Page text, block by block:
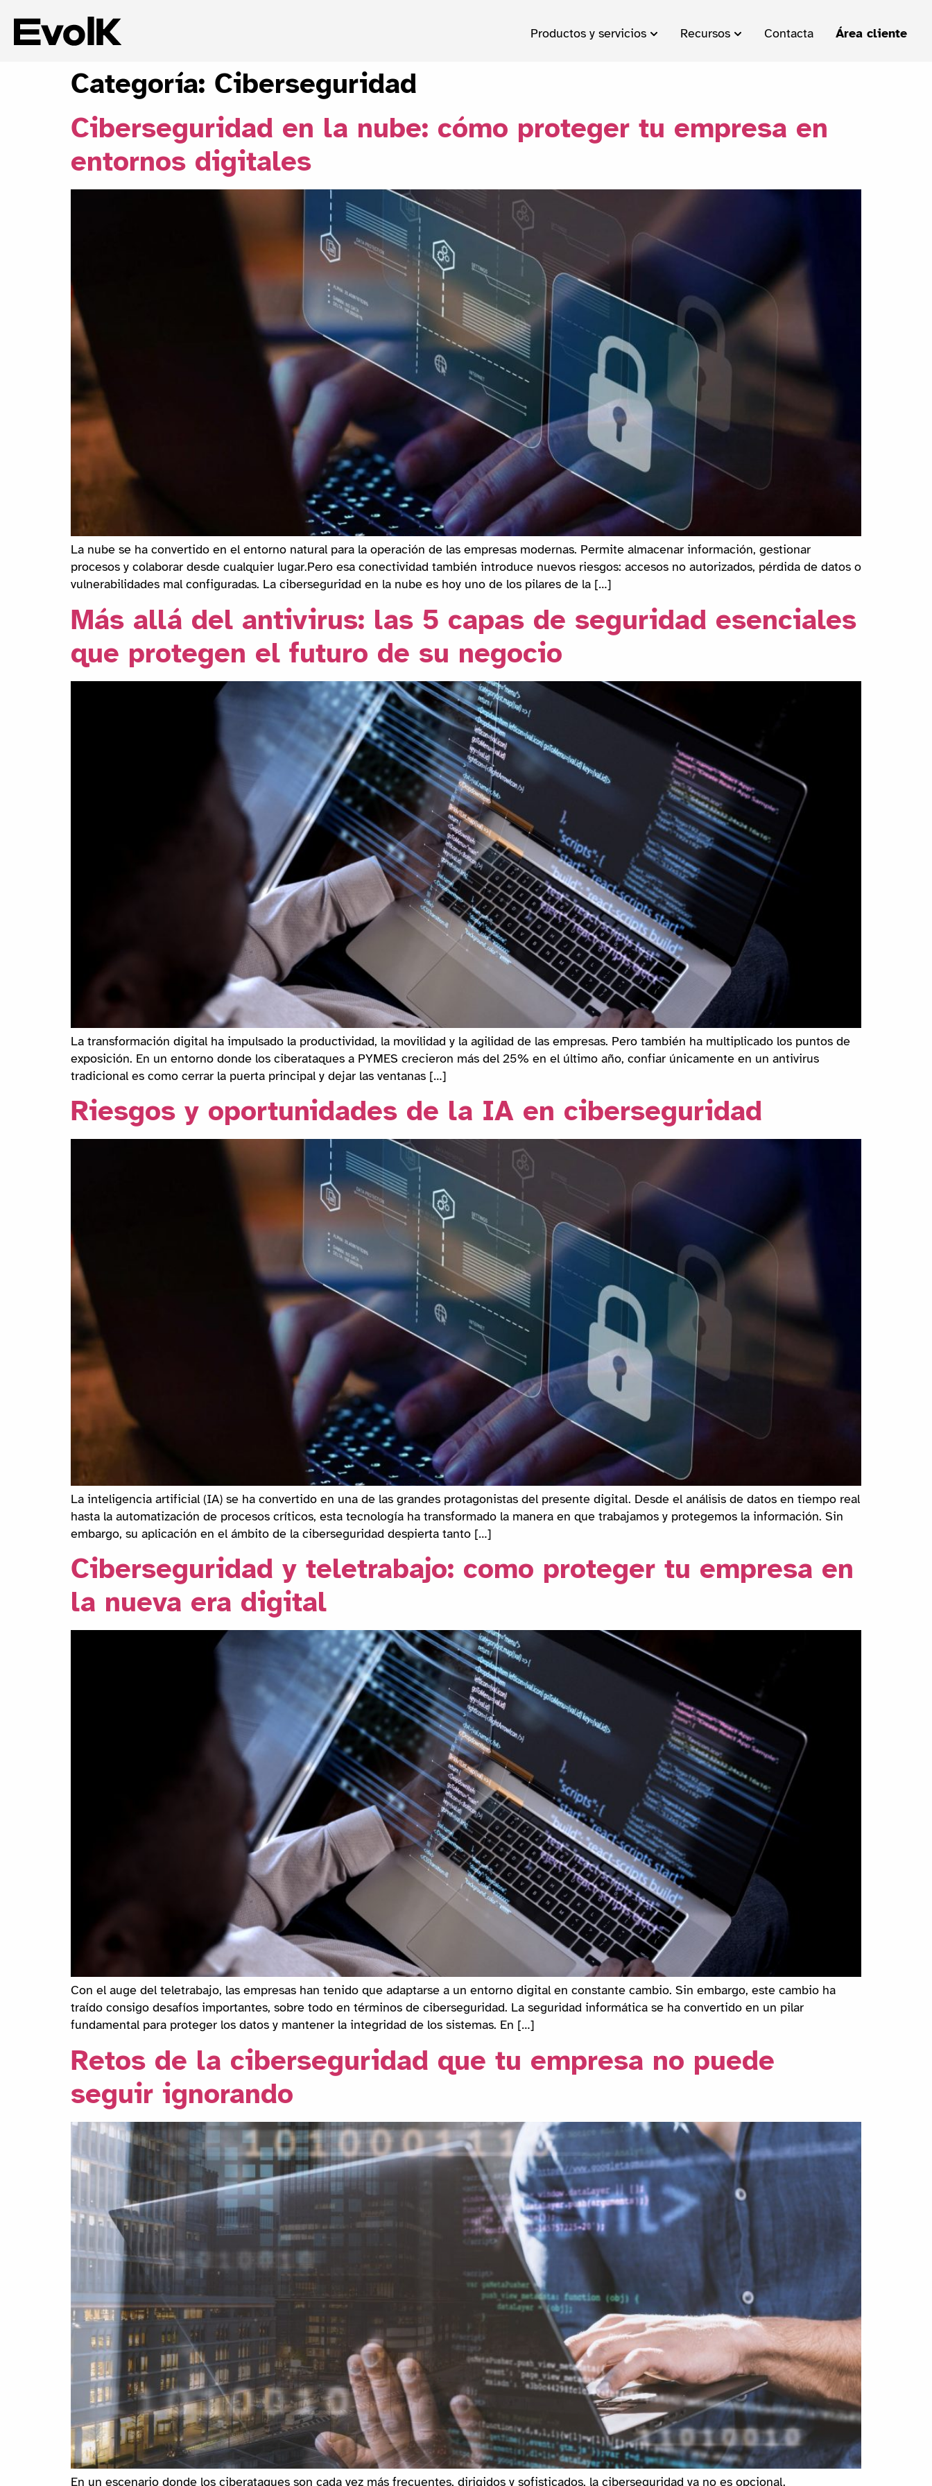
Productos y servicios Recursos Contacta Área cliente
Categoría: Ciberseguridad
Ciberseguridad en la nube: cómo proteger tu empresa en
entornos digitales
La nube se ha convertido en el entorno natural para la operación de las empresas modernas. Permite almacenar información, gestionar
procesos y colaborar desde cualquier lugar.Pero esa conectividad también introduce nuevos riesgos: accesos no autorizados, pérdida de datos o
vulnerabilidades mal configuradas. La ciberseguridad en la nube es hoy uno de los pilares de la […]
Más allá del antivirus: las 5 capas de seguridad esenciales
que protegen el futuro de su negocio
La transformación digital ha impulsado la productividad, la movilidad y la agilidad de las empresas. Pero también ha multiplicado los puntos de
exposición. En un entorno donde los ciberataques a PYMES crecieron más del 25% en el último año, confiar únicamente en un antivirus
tradicional es como cerrar la puerta principal y dejar las ventanas […]
Riesgos y oportunidades de la IA en ciberseguridad
La inteligencia artificial (IA) se ha convertido en una de las grandes protagonistas del presente digital. Desde el análisis de datos en tiempo real
hasta la automatización de procesos críticos, esta tecnología ha transformado la manera en que trabajamos y protegemos la información. Sin
embargo, su aplicación en el ámbito de la ciberseguridad despierta tanto […]
Ciberseguridad y teletrabajo: como proteger tu empresa en
la nueva era digital
Con el auge del teletrabajo, las empresas han tenido que adaptarse a un entorno digital en constante cambio. Sin embargo, este cambio ha
traído consigo desafíos importantes, sobre todo en términos de ciberseguridad. La seguridad informática se ha convertido en un pilar
fundamental para proteger los datos y mantener la integridad de los sistemas. En […]
Retos de la ciberseguridad que tu empresa no puede
seguir ignorando
En un escenario donde los ciberataques son cada vez más frecuentes, dirigidos y sofisticados, la ciberseguridad ya no es opcional.